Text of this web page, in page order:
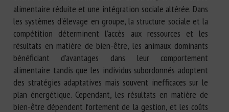
alimentaire réduite et une intégration sociale altérée. Dans
les systèmes d’élevage en groupe, la structure sociale et la
compétition déterminent l’accès aux ressources et les
résultats en matière de bien-être, les animaux dominants
bénéficiant d’avantages dans leur comportement
alimentaire tandis que les individus subordonnés adoptent
des stratégies adaptatives mais souvent inefficaces sur le
plan énergétique. Cependant, les résultats en matière de
bien-être dépendent fortement de la gestion, et les coûts